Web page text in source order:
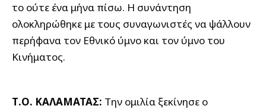
το ούτε ένα μήνα πίσω. Η συνάντηση
ολοκληρώθηκε με τους συναγωνιστές να ψάλλουν
περήφανα τον Εθνικό ύμνο και τον ύμνο του
Κινήματος.
Τ.Ο. ΚΑΛΑΜΑΤΑΣ: Την ομιλία ξεκίνησε ο